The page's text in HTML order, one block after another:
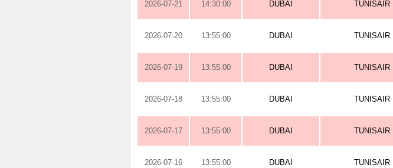
2026-07-21 14:30:00 DUBAI TUNISAIR
2026-07-20 13:55:00 DUBAI TUNISAIR
2026-07-19 13:55:00 DUBAI TUNISAIR
2026-07-18 13:55:00 DUBAI TUNISAIR
2026-07-17 13:55:00 DUBAI TUNISAIR
2026-07-16 13:55:00 DUBAI TUNISAIR